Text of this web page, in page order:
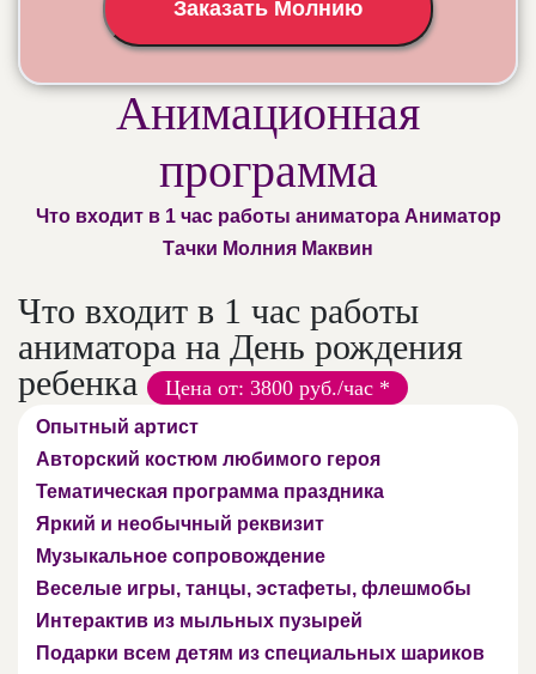
Заказать Молнию
Анимационная
программа
Что входит в 1 час работы аниматора Аниматор
Тачки Молния Маквин
Что входит в 1 час работы
аниматора на День рождения
ребенка
Цена от: 3800 руб./час *
Опытный артист
Авторский костюм любимого героя
Тематическая программа праздника
Яркий и необычный реквизит
Музыкальное сопровождение
Веселые игры, танцы, эстафеты, флешмобы
Интерактив из мыльных пузырей
Подарки всем детям из специальных шариков